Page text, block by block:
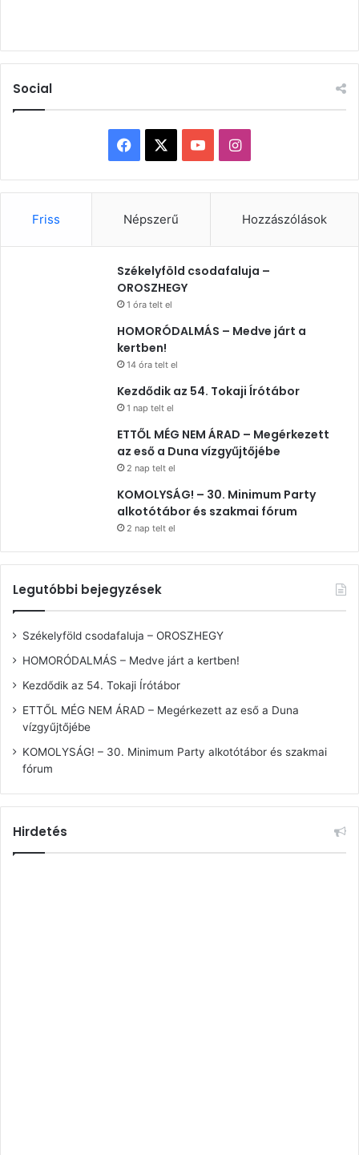
Social
Facebook YouTubeInstagram
Friss Népszerű Hozzászólások
Székelyföld csodafaluja –
OROSZHEGY
1 óra telt el
HOMORÓDALMÁS – Medve járt a
kertben!
14 óra telt el
Kezdődik az 54. Tokaji Írótábor
1 nap telt el
ETTŐL MÉG NEM ÁRAD – Megérkezett
az eső a Duna vízgyűjtőjébe
2 nap telt el
KOMOLYSÁG! – 30. Minimum Party
alkotótábor és szakmai fórum
2 nap telt el
Legutóbbi bejegyzések
Székelyföld csodafaluja – OROSZHEGY
HOMORÓDALMÁS – Medve járt a kertben!
Kezdődik az 54. Tokaji Írótábor
ETTŐL MÉG NEM ÁRAD – Megérkezett az eső a Duna
vízgyűjtőjébe
KOMOLYSÁG! – 30. Minimum Party alkotótábor és szakmai
fórum
Hirdetés